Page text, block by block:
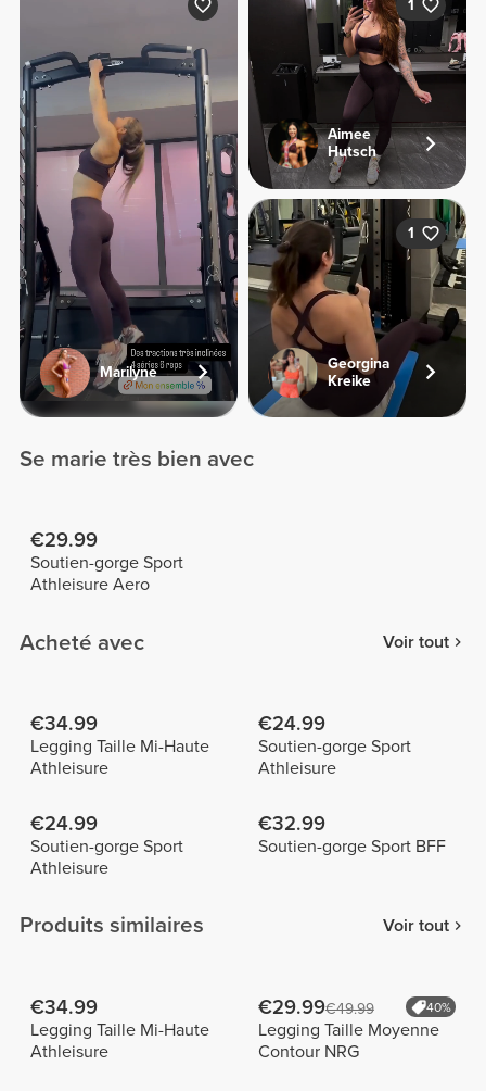
Marilyne
1
Aimee
Hutsch
1
Georgina
Kreike
Se marie très bien avec
€29.99
Soutien-gorge Sport
Athleisure Aero
Acheté avec Voir tout
€34.99
Legging Taille Mi-Haute
Athleisure
€24.99
Soutien-gorge Sport
Athleisure
€24.99
Soutien-gorge Sport
Athleisure
€32.99
Soutien-gorge Sport BFF
Produits similaires Voir tout
€34.99
Legging Taille Mi-Haute
Athleisure
€29.99€49.99 40%
Legging Taille Moyenne
Contour NRG